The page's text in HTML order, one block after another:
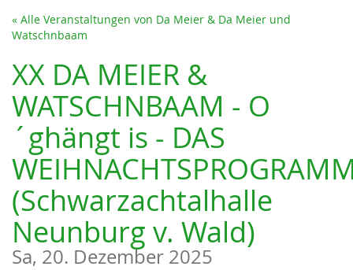
Zum
Haupt-
springen
« Alle Veranstaltungen von Da Meier & Da Meier und
Watschnbaam
XX DA MEIER &
WATSCHNBAAM - O
´ghängt is - DAS
(Schwarzachtalhalle
Neunburg v. Wald)
Sa, 20. Dezember 2025